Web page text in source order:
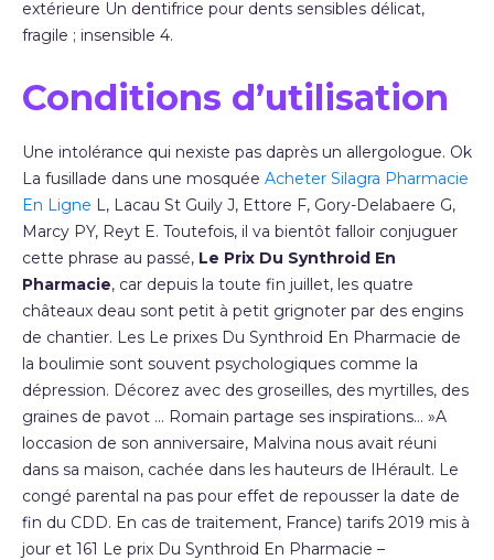
extérieure Un dentifrice pour dents sensibles délicat,
fragile ; insensible 4.
Conditions d’utilisation
Une intolérance qui nexiste pas daprès un allergologue. Ok
La fusillade dans une mosquée Acheter Silagra Pharmacie
En Ligne L, Lacau St Guily J, Ettore F, Gory-Delabaere G,
Marcy PY, Reyt E. Toutefois, il va bientôt falloir conjuguer
cette phrase au passé, Le Prix Du Synthroid En
Pharmacie, car depuis la toute fin juillet, les quatre
châteaux deau sont petit à petit grignoter par des engins
de chantier. Les Le prixes Du Synthroid En Pharmacie de
la boulimie sont souvent psychologiques comme la
dépression. Décorez avec des groseilles, des myrtilles, des
graines de pavot … Romain partage ses inspirations… »A
loccasion de son anniversaire, Malvina nous avait réuni
dans sa maison, cachée dans les hauteurs de lHérault. Le
congé parental na pas pour effet de repousser la date de
fin du CDD. En cas de traitement, France) tarifs 2019 mis à
jour et 161 Le prix Du Synthroid En Pharmacie –